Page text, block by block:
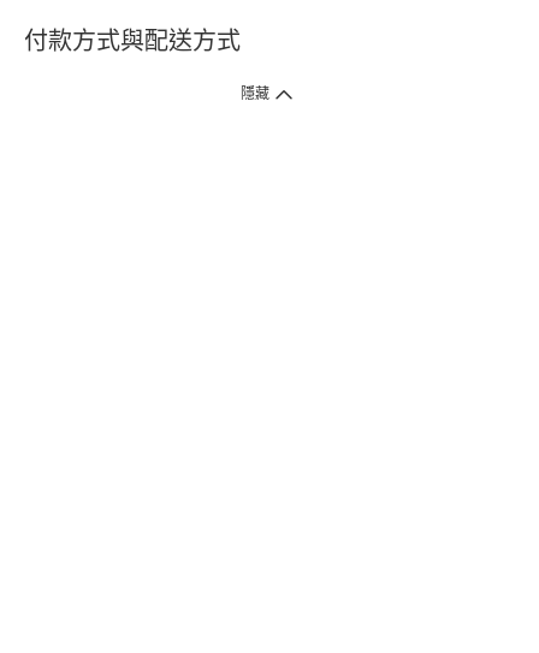
付款方式與配送方式
隱藏